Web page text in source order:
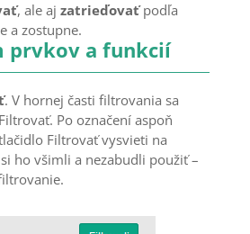
, ale aj zatrieďovaťpodľa
a zostupne.
prvkov a funkcií
. V hornej časti filtrovania sa
Po označení aspoň
Filtrovať vysvieti na
ho všimli a nezabudli použiť –